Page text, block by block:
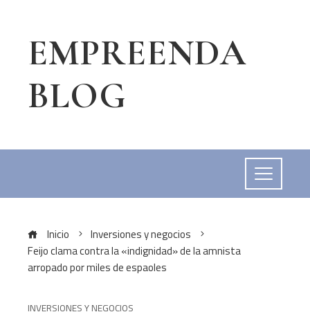
EMPREENDA
BLOG
Inicio
Inversiones y negocios
Feijo clama contra la «indignidad» de la amnista
arropado por miles de espaoles
INVERSIONES Y NEGOCIOS